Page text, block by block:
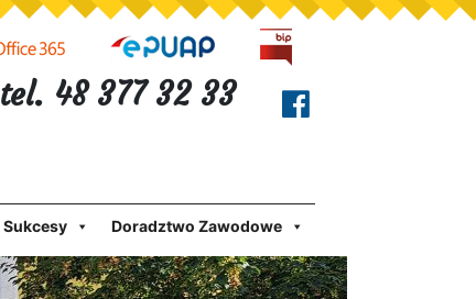
tel. 48 377 32 33
Sukcesy Doradztwo Zawodowe